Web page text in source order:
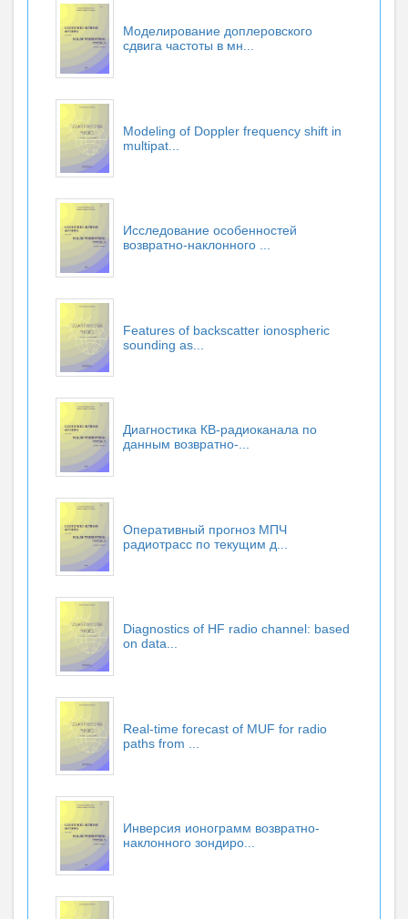
Моделирование доплеровского
сдвига частоты в мн...
Modeling of Doppler frequency shift in
multipat...
Исследование особенностей
возвратно-наклонного ...
Features of backscatter ionospheric
sounding as...
Диагностика КВ-радиоканала по
данным возвратно-...
Оперативный прогноз МПЧ
радиотрасс по текущим д...
Diagnostics of HF radio channel: based
on data...
Real-time forecast of MUF for radio
paths from ...
Инверсия ионограмм возвратно-
наклонного зондиро...